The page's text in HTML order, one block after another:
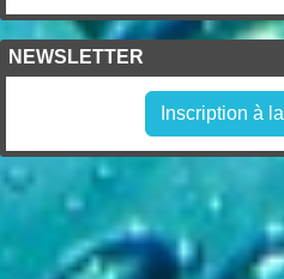
NEWSLETTER
Inscription à